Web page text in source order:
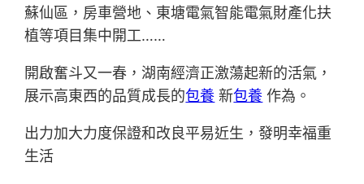
蘇仙區，房車營地、東塘電氣智能電氣財產化扶
植等項目集中開工……
開啟奮斗又一春，湖南經濟正激蕩起新的活氣，
展示高東西的品質成長的包養 新包養 作為。
出力加大力度保證和改良平易近生，發明幸福重
生活